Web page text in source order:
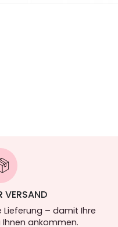
VERSAND
Lieferung – damit Ihre
ankommen.